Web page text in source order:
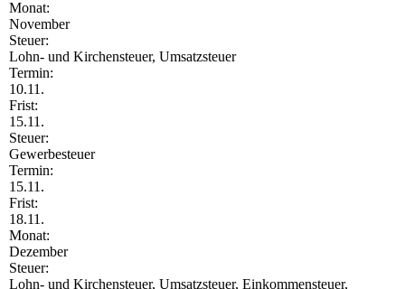
Monat:
November
Steuer:
Lohn- und Kirchensteuer, Umsatzsteuer
Termin:
10.11.
Frist:
15.11.
Steuer:
Gewerbesteuer
Termin:
15.11.
Frist:
18.11.
Monat:
Dezember
Steuer:
Lohn- und Kirchensteuer, Umsatzsteuer, Einkommensteuer,